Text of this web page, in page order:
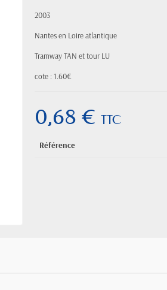
2003
Nantes en Loire atlantique
Tramway TAN et tour LU
cote : 1.60€
0,68 €TTC
Référence